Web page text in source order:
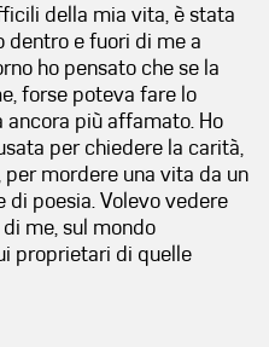
della mia vita, è stata
dentro e fuori di me a
ho pensato che se la
forse poteva fare lo
ancora più affamato. Ho
per chiedere la carità,
mordere una vita da un
di poesia. Volevo vedere
me, sul mondo
proprietari di quelle